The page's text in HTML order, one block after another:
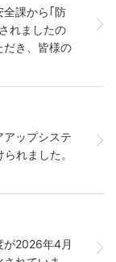
全課から｢防
れましたの
だき、皆様の
ップシステ
れました。
が2026年4月